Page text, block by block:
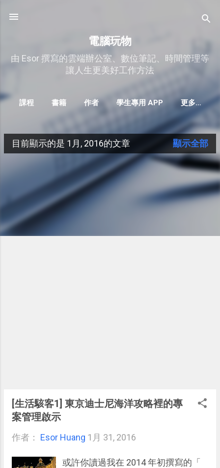
電腦玩物
由 Esor 撰寫的雲端辦公室、數位筆記、時間管理等
讓人生更美好工作方法
課程 書籍 作者 學生專用 APP 更多…
發
表
章
目前顯示的是 1月, 2016的文章 顯示全部
[生活駭客1] 東京迪士尼海洋攻略裡的專
案管理啟示
作者： Esor Huang 1月 31, 2016
或許你讀過我在 2014 年初撰寫的「